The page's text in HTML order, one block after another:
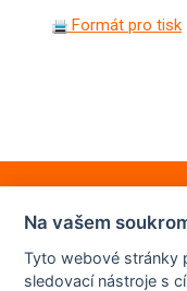
Formát pro tisk
Na vašem
Tyto webové stránky
sledovací nástroje s